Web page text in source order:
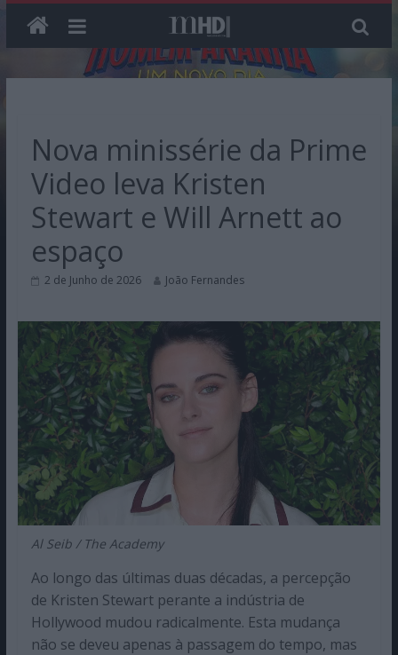
Nova minissérie da Prime
Video leva Kristen
Stewart e Will Arnett ao
espaço
2 de Junho de 2026 João Fernandes
Al Seib / The Academy
Ao longo das últimas duas décadas, a percepção
de Kristen Stewart perante a indústria de
Hollywood mudou radicalmente. Esta mudança
não se deveu apenas à passagem do tempo, mas